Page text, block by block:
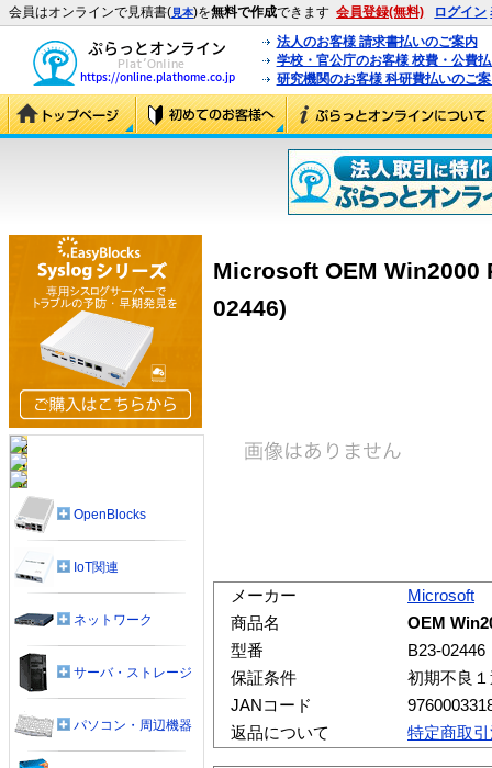
会員はオンラインで見積書(見本)を無料で作成できます 会員登録(無料) ログイン
法人のお客様 請求書払いのご案内
学校・官公庁のお客様 校費・公費
研究機関のお客様 科研費払いのご
Microsoft OEM Win2000
02446)
メーカー
Microsoft
商品名
OEM
型番
B23-02446
保証条件
初期不良
JANコード
返品について
特定商取
OpenBlocks
IoT関連
ネットワーク
サーバ・ストレージ
パソコン・周辺機器